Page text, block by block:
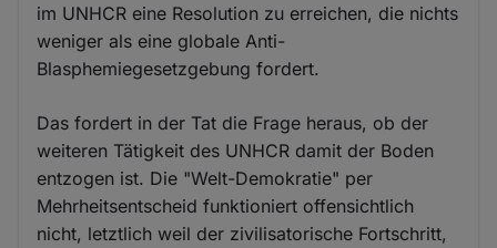
im UNHCR eine Resolution zu erreichen, die nichts
weniger als eine globale Anti-
Blasphemiegesetzgebung fordert.
Das fordert in der Tat die Frage heraus, ob der
weiteren Tätigkeit des UNHCR damit der Boden
entzogen ist. Die "Welt-Demokratie" per
Mehrheitsentscheid funktioniert offensichtlich
nicht, letztlich weil der zivilisatorische Fortschritt,